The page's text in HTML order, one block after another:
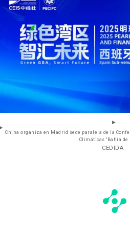
China organiza en Madrid sede paralela de la
Climáticas “Bahía de
- CEDIDA